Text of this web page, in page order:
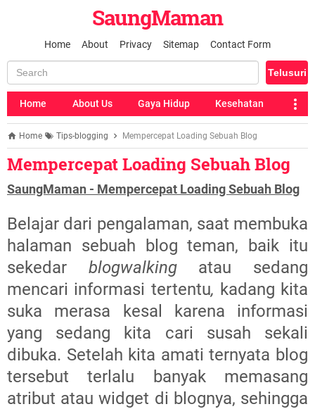
SaungMaman
Home About Privacy Sitemap Contact Form
Home About Us Gaya Hidup Kesehatan
Home Tips-blogging Mempercepat Loading Sebuah Blog
Mempercepat Loading Sebuah Blog
SaungMaman - Mempercepat Loading Sebuah Blog
Belajar dari pengalaman, saat membuka
halaman sebuah blog teman, baik itu
sekedar blogwalking atau sedang
mencari informasi tertentu, kadang kita
suka merasa kesal karena informasi
yang sedang kita cari susah sekali
dibuka. Setelah kita amati ternyata blog
tersebut terlalu banyak memasang
atribut atau widget di blognya, sehingga